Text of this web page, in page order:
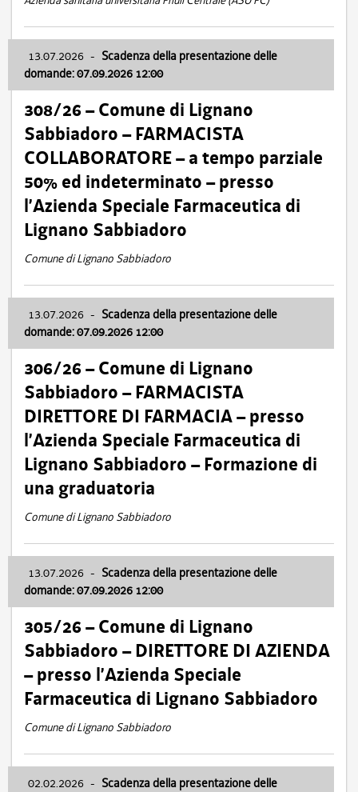
13.07.2026 - Scadenza della presentazione delle
domande: 07.09.2026 12:00
308/26 – Comune di Lignano
Sabbiadoro – FARMACISTA
COLLABORATORE – a tempo parziale
50% ed indeterminato – presso
l’Azienda Speciale Farmaceutica di
Lignano Sabbiadoro
Comune di Lignano Sabbiadoro
13.07.2026 - Scadenza della presentazione delle
domande: 07.09.2026 12:00
306/26 – Comune di Lignano
Sabbiadoro – FARMACISTA
DIRETTORE DI FARMACIA – presso
l’Azienda Speciale Farmaceutica di
Lignano Sabbiadoro – Formazione di
una graduatoria
Comune di Lignano Sabbiadoro
13.07.2026 - Scadenza della presentazione delle
domande: 07.09.2026 12:00
305/26 – Comune di Lignano
Sabbiadoro – DIRETTORE DI AZIENDA
– presso l’Azienda Speciale
Farmaceutica di Lignano Sabbiadoro
Comune di Lignano Sabbiadoro
02.02.2026 - Scadenza della presentazione delle